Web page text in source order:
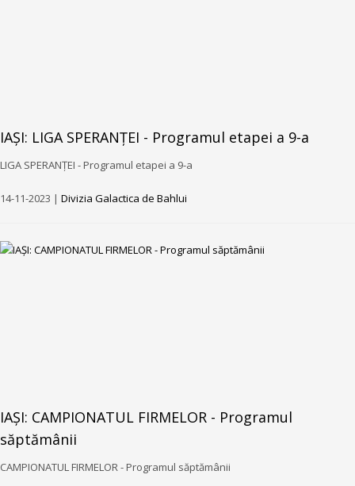
IAȘI: LIGA SPERANȚEI - Programul etapei a 9-a
LIGA SPERANȚEI - Programul etapei a 9-a
14-11-2023 | Divizia Galactica de Bahlui
IAȘI: CAMPIONATUL FIRMELOR - Programul
săptămânii
CAMPIONATUL FIRMELOR - Programul săptămânii